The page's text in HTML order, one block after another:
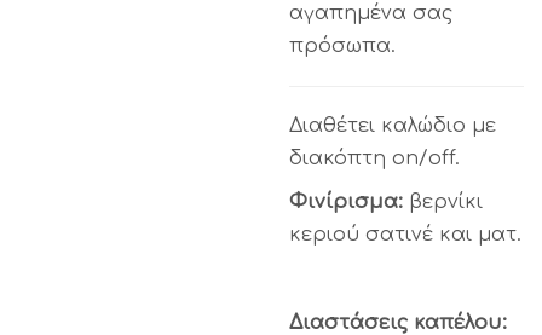
αγαπημένα σας
πρόσωπα.
Διαθέτει καλώδιο με
διακόπτη on/off.
Φινίρισμα: βερνίκι
κεριού σατινέ και ματ.
Διαστάσεις καπέλου: